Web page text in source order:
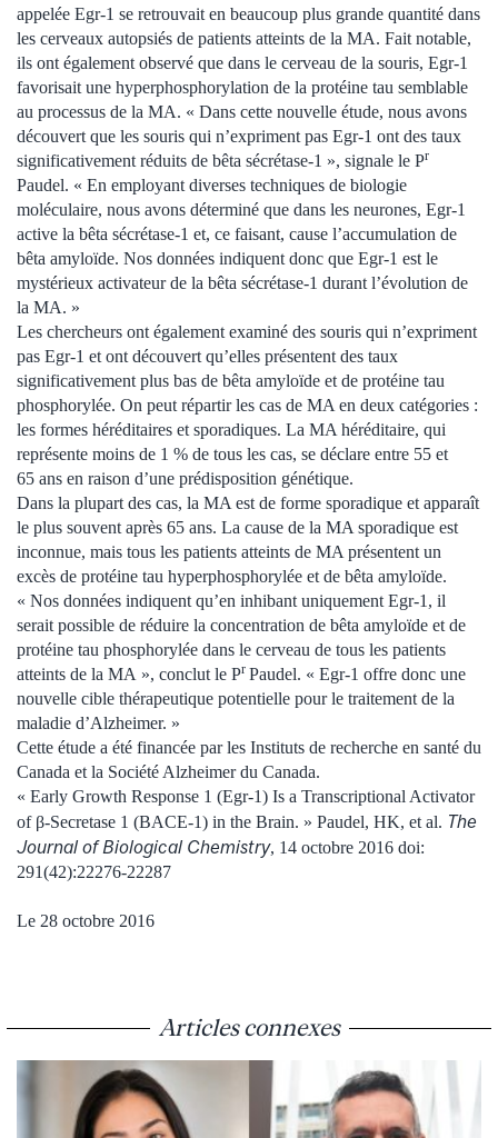
appelée Egr-1 se retrouvait en beaucoup plus grande quantité dans
les cerveaux autopsiés de patients atteints de la MA. Fait notable,
ils ont également observé que dans le cerveau de la souris, Egr-1
favorisait une hyperphosphorylation de la protéine tau semblable
au processus de la MA. « Dans cette nouvelle étude, nous avons
découvert que les souris qui n’expriment pas Egr-1 ont des taux
significativement réduits de bêta sécrétase-1 », signale le Pr
Paudel. « En employant diverses techniques de biologie
moléculaire, nous avons déterminé que dans les neurones, Egr-1
active la bêta sécrétase-1 et, ce faisant, cause l’accumulation de
bêta amyloïde. Nos données indiquent donc que Egr-1 est le
mystérieux activateur de la bêta sécrétase-1 durant l’évolution de
la MA. »
Les chercheurs ont également examiné des souris qui n’expriment
pas Egr-1 et ont découvert qu’elles présentent des taux
significativement plus bas de bêta amyloïde et de protéine tau
phosphorylée. On peut répartir les cas de MA en deux catégories :
les formes héréditaires et sporadiques. La MA héréditaire, qui
représente moins de 1 % de tous les cas, se déclare entre 55 et
65 ans en raison d’une prédisposition génétique.
Dans la plupart des cas, la MA est de forme sporadique et apparaît
le plus souvent après 65 ans. La cause de la MA sporadique est
inconnue, mais tous les patients atteints de MA présentent un
excès de protéine tau hyperphosphorylée et de bêta amyloïde.
« Nos données indiquent qu’en inhibant uniquement Egr-1, il
serait possible de réduire la concentration de bêta amyloïde et de
protéine tau phosphorylée dans le cerveau de tous les patients
atteints de la MA », conclut le Pr Paudel. « Egr-1 offre donc une
nouvelle cible thérapeutique potentielle pour le traitement de la
maladie d’Alzheimer. »
Cette étude a été financée par les Instituts de recherche en santé du
Canada et la Société Alzheimer du Canada.
« Early Growth Response 1 (Egr-1) Is a Transcriptional Activator
of β-Secretase 1 (BACE-1) in the Brain. » Paudel, HK, et al. The
Journal of Biological Chemistry, 14 octobre 2016 doi:
291(42):22276-22287
Le 28 octobre 2016
Articles connexes